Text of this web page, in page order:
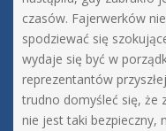
czasów. Fajerwerków
spodziewać się
wydaje się być w
reprezentantów
trudno domyśleć się, że
nie jest taki bezpieczny,